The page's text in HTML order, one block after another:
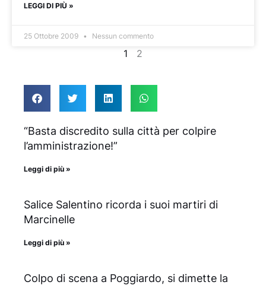
LEGGI DI PIÙ »
25 Ottobre 2009 Nessun commento
1 2
“Basta discredito sulla città per colpire
l’amministrazione!”
Leggi di più »
Salice Salentino ricorda i suoi martiri di
Marcinelle
Leggi di più »
Colpo di scena a Poggiardo, si dimette la